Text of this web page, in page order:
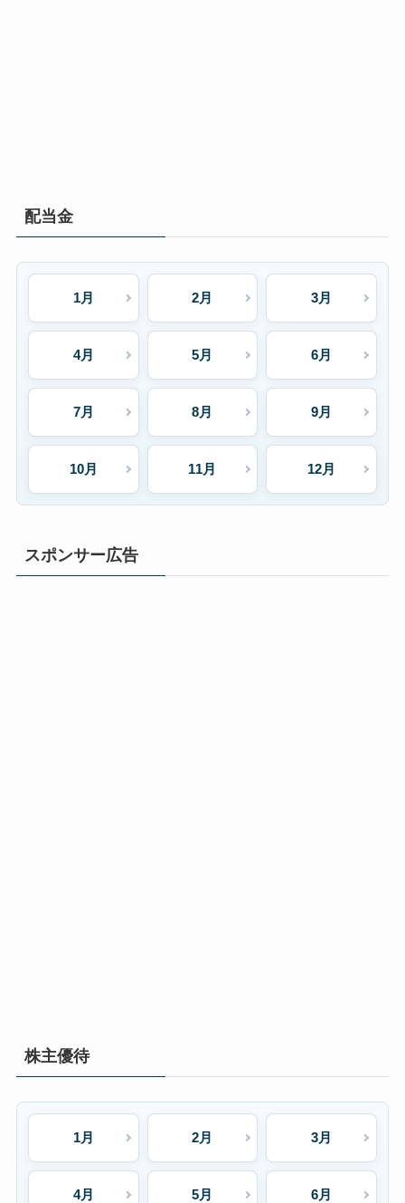
配当金
1月 2月 3月
4月 5月 6月
7月 8月 9月
10月 11月 12月
スポンサー広告
株主優待
1月 2月 3月
4月 5月 6月